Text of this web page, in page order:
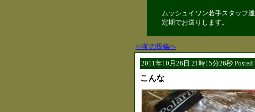
ムッシュイワン若手スタッフ
定期でお送りします。
<<前の投稿へ
2011年10月26日 21時15分26秒
こんな